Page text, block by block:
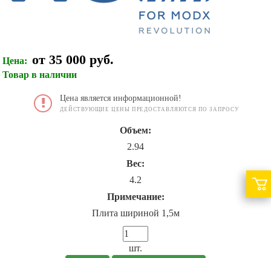
Цена: от 35 000 руб.
Товар в наличии
Цена является информационной!
ДЕЙСТВУЮЩИЕ ЦЕНЫ ПРЕДОСТАВЛЯЮТСЯ ПО ЗАПРОСУ
Объем:
2.94
Вес:
4.2
Примечание:
Плита шириной 1,5м
шт.